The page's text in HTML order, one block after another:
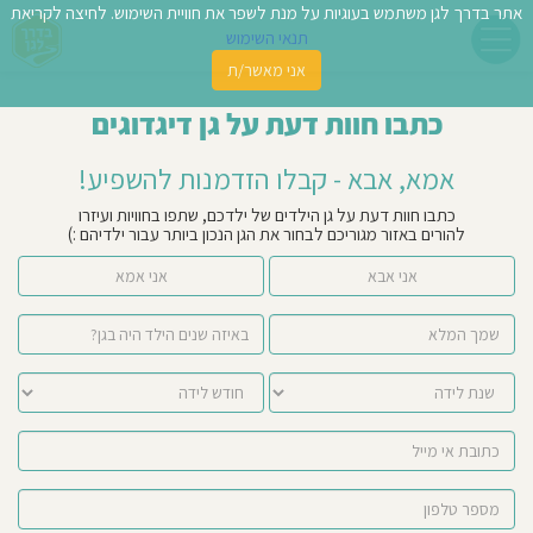
כתבו חוות דעת על גן דיגדוגים
אמא, אבא - קבלו הזדמנות להשפיע!
כתבו חוות דעת על גן הילדים של ילדכם, שתפו בחוויות ועיזרו
להורים באזור מגוריכם לבחור את הגן הנכון ביותר עבור ילדיהם :)
אני אמא אני אבא
אתר בדרך לגן משתמש בעוגיות על מנת לשפר את חוויית השימוש. לחיצה לקריאת
תנאי השימוש
אני מאשר/ת